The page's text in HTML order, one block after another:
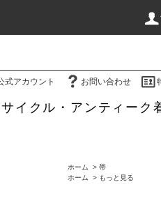
式アカウント お問い合わせ
サイクル・アンティーク
ホーム > 帯
ホーム
> もっと見る